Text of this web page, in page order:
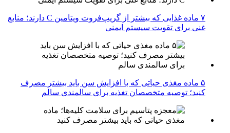
۷ ماده غذایی که بیشتر از گریپ‌فروت ویتامین C دارند؛ منابع
غنی برای تقویت سیستم ایمنی
۵ ماده مغذی حیاتی که با افزایش سن باید بیشتر مصرف
کنید؛ توصیه متخصصان تغذیه برای سالمندی سالم